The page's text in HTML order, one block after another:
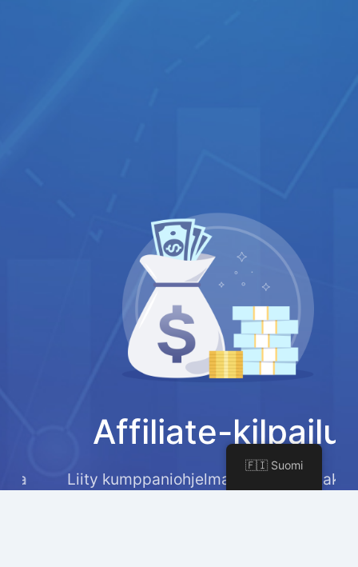
Affiliate-kilpailu
Liity kumppaniohjelmaamme ansaitaksesi
🇫🇮 Suomi